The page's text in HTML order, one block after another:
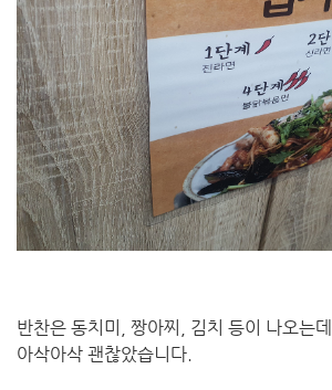
반찬은 동치미, 짱아찌, 김치 등이 나오는
아삭아삭 괜찮았습니다.